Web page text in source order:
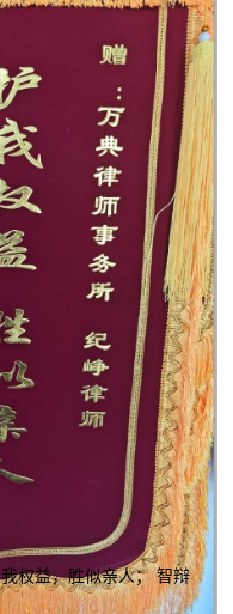
权益，胜似亲人； 智辩